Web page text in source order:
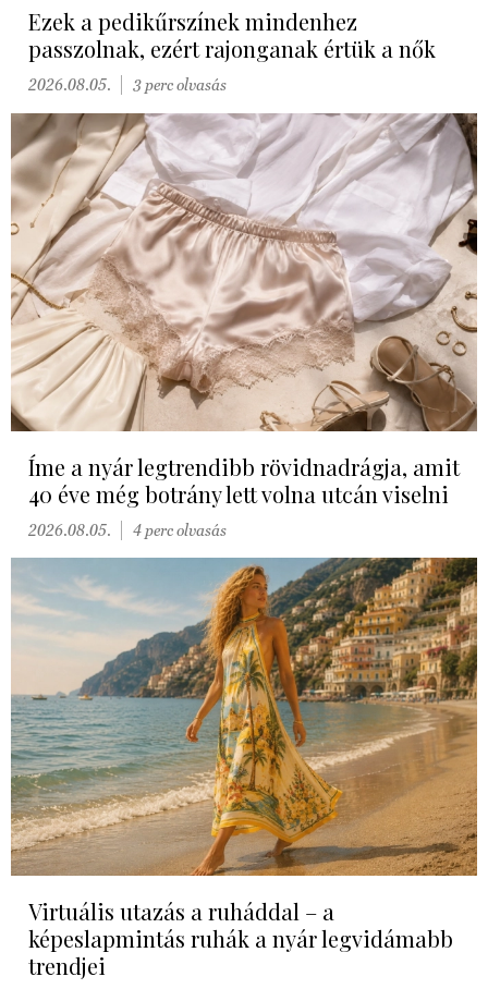
Ezek a pedikűrszínek mindenhez
passzolnak, ezért rajonganak értük a nők
2026.08.05. 3 perc olvasás
Íme a nyár legtrendibb rövidnadrágja, amit
40 éve még botrány lett volna utcán viselni
2026.08.05. 4 perc olvasás
Virtuális utazás a ruháddal – a
képeslapmintás ruhák a nyár legvidámabb
trendjei